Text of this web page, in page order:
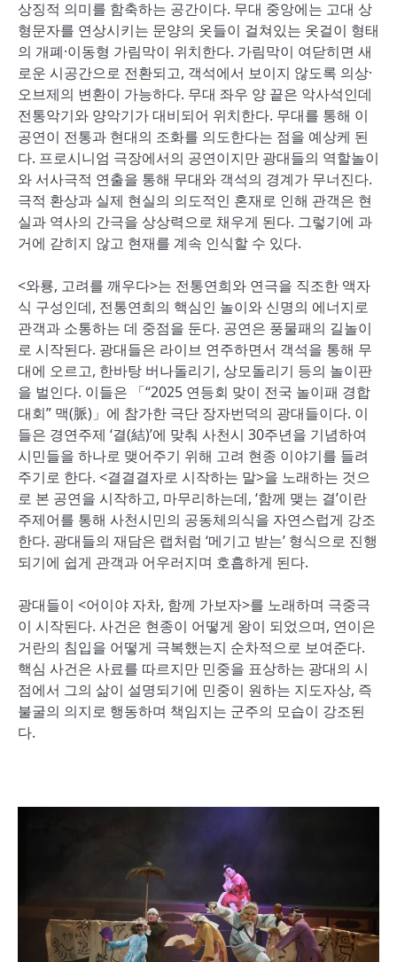
상징적 의미를 함축하는 공간이다. 무대 중앙에는 고대 상
형문자를 연상시키는 문양의 옷들이 걸쳐있는 옷걸이 형태
의 개폐·이동형 가림막이 위치한다. 가림막이 여닫히면 새
로운 시공간으로 전환되고, 객석에서 보이지 않도록 의상·
오브제의 변환이 가능하다. 무대 좌우 양 끝은 악사석인데
전통악기와 양악기가 대비되어 위치한다. 무대를 통해 이
공연이 전통과 현대의 조화를 의도한다는 점을 예상케 된
다. 프로시니엄 극장에서의 공연이지만 광대들의 역할놀이
와 서사극적 연출을 통해 무대와 객석의 경계가 무너진다.
극적 환상과 실제 현실의 의도적인 혼재로 인해 관객은 현
실과 역사의 간극을 상상력으로 채우게 된다. 그렇기에 과
거에 갇히지 않고 현재를 계속 인식할 수 있다.
<와룡, 고려를 깨우다>는 전통연희와 연극을 직조한 액자
식 구성인데, 전통연희의 핵심인 놀이와 신명의 에너지로
관객과 소통하는 데 중점을 둔다. 공연은 풍물패의 길놀이
로 시작된다. 광대들은 라이브 연주하면서 객석을 통해 무
대에 오르고, 한바탕 버나돌리기, 상모돌리기 등의 놀이판
을 벌인다. 이들은 「“2025 연등회 맞이 전국 놀이패 경합
대회” 맥(脈)」에 참가한 극단 장자번덕의 광대들이다. 이
들은 경연주제 ‘결(結)’에 맞춰 사천시 30주년을 기념하여
시민들을 하나로 맺어주기 위해 고려 현종 이야기를 들려
주기로 한다. <결결결자로 시작하는 말>을 노래하는 것으
로 본 공연을 시작하고, 마무리하는데, ‘함께 맺는 결’이란
주제어를 통해 사천시민의 공동체의식을 자연스럽게 강조
한다. 광대들의 재담은 랩처럼 ‘메기고 받는’ 형식으로 진행
되기에 쉽게 관객과 어우러지며 호흡하게 된다.
광대들이 <어이야 자차, 함께 가보자>를 노래하며 극중극
이 시작된다. 사건은 현종이 어떻게 왕이 되었으며, 연이은
거란의 침입을 어떻게 극복했는지 순차적으로 보여준다.
핵심 사건은 사료를 따르지만 민중을 표상하는 광대의 시
점에서 그의 삶이 설명되기에 민중이 원하는 지도자상, 즉
불굴의 의지로 행동하며 책임지는 군주의 모습이 강조된
다.